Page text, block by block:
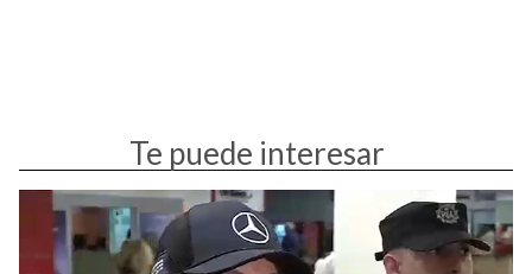
Te puede interesar